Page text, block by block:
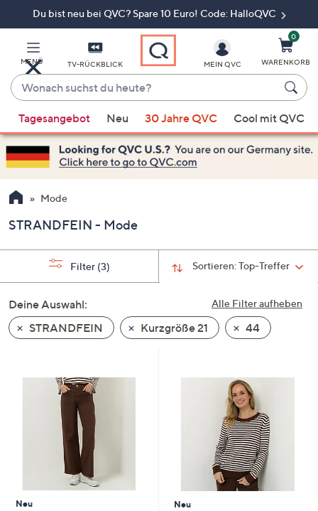
Du bist neu bei QVC? Spare 10 Euro! Code: HalloQVC
MENÜ TV-RÜCKBLICK
Wonach
suchst
du
heute?
Vorschläge
verfügbar
sind,
verwenden
Sie
Pfeiltasten
nach
und
nach
unten
oder
um
MEIN QVC
0
WARENKORB
Tagesangebot Neu 30 Jahre QVC Cool mit QVC
Mode
STRANDFEIN - Mode
Sortieren:Top-Treffer
Filter (3)
Alle Filter aufheben
Deine Auswahl:
STRANDFEIN
Kurzgröße 21 44
Neu
Neu